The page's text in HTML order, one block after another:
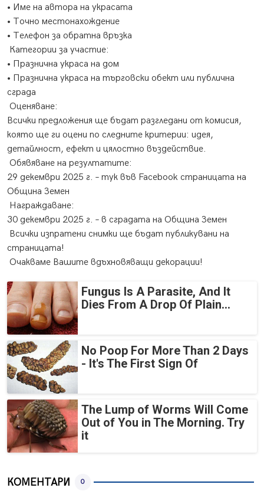
• Име на автора на украсата
• Точно местонахождение
• Телефон за обратна връзка
Категории за участие:
• Празнична украса на дом
• Празнична украса на търговски обект или публична
сграда
Оценяване:
Всички предложения ще бъдат разгледани от комисия,
която ще ги оцени по следните критерии: идея,
детайлност, ефект и цялостно въздействие.
Обявяване на резултатите:
29 декември 2025 г. – тук във Facebook страницата на
Община Земен
Награждаване:
30 декември 2025 г. – в сградата на Община Земен
Всички изпратени снимки ще бъдат публикувани на
страницата!
Очакваме Вашите вдъхновяващи декорации!
Fungus Is A Parasite, And It
Dies From A Drop Of Plain...
No Poop For More Than 2 Days
- It's The First Sign Of
The Lump of Worms Will Come
Out of You in The Morning. Try
it
КОМЕНТАРИ 0